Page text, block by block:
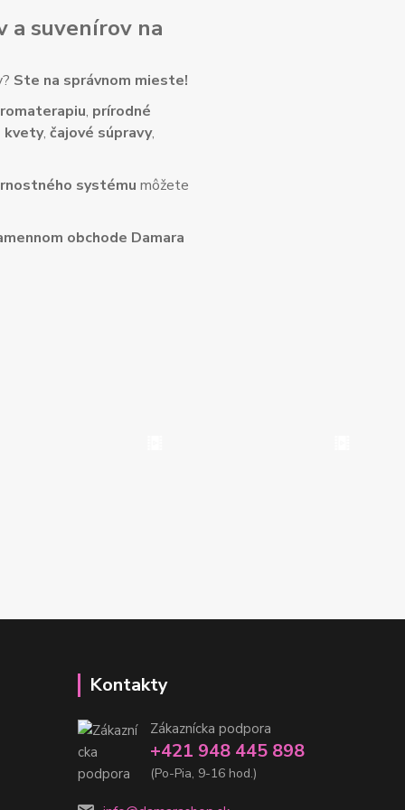
a suvenírov na
Ste na správnom mieste!
, prírodné
kvety, čajové súpravy,
systému môžete
obchode Damara
Kontakty
Zákaznícka podpora
+421 948 445 898
(Po-Pia, 9-16 hod.)